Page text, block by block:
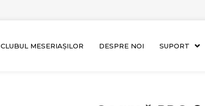
CLUBUL MESERIAȘILOR DESPRE NOI SUPORT